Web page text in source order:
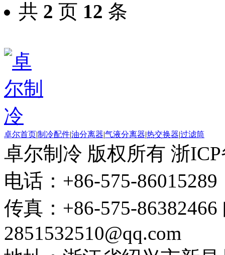
共 2 页 12 条
卓尔首页|制冷配件|油分离器|气液分离器|热交换器|过滤筒
卓尔制冷 版权所有 浙ICP
电话：+86-575-
传真：+86-575-86382466
2851532510@qq.com